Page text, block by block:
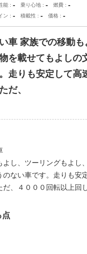
能 - 乗り心地 - 燃費 -
ン - 積載性 - 価格 -
車 家族での移動
を載せてもよしの
走りも安定して高
だ、
よし、ツーリングもよし
のない車です。走りも安
だ、４０００回転以上回
点